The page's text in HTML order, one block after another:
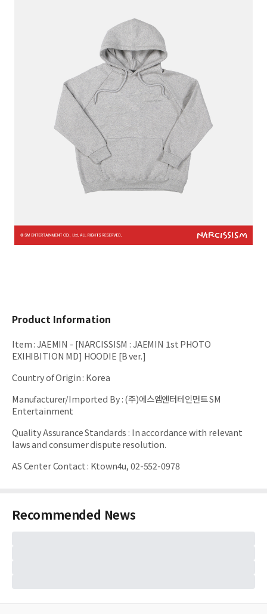
Product Information
Item:JAEMIN - [NARCISSISM : JAEMIN 1st PHOTO
EXIHIBITION MD] HOODIE [B ver.]
Country of Origin: Korea
Manufacturer/Imported By:(주)에스엠엔터테인먼트 SM
Entertainment
Quality Assurance Standards : In accordance with relevant
laws and consumer dispute resolution.
AS Center Contact: Ktown4u, 02-552-0978
Recommended News